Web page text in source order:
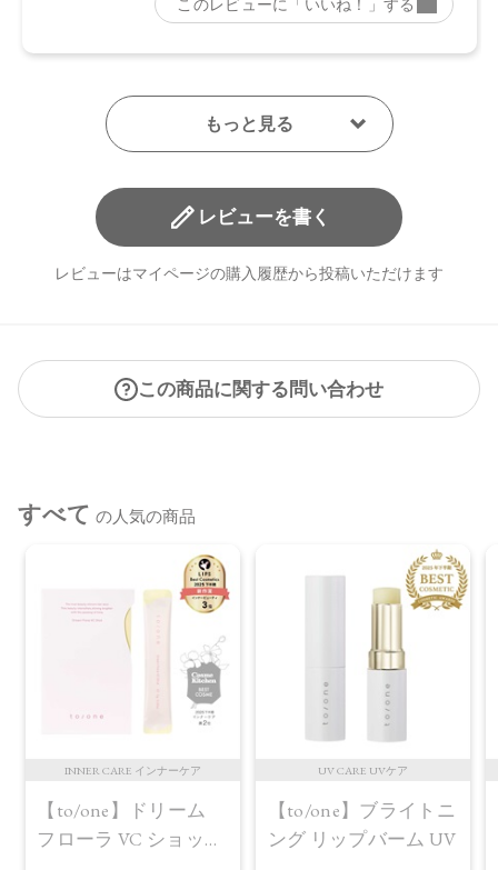
レビューを書く
レビューはマイページの購入履歴から投稿いただけます
この商品に関する問い合わせ
すべて の人気の商品
INNER CARE インナーケア
【to/one】ドリーム
フローラ VC ショット
UV CARE UVケア
【to/one】ブライトニ
ング リップバーム UV